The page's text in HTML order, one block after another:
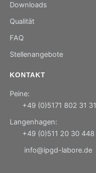
Downloads
Qualität
FAQ
Stellenangebote
KONTAKT
Peine:
+49 (0)5171 802 31 31
Langenhagen:
+49 (0)511 20 30 448
info@ipgd-labore.de